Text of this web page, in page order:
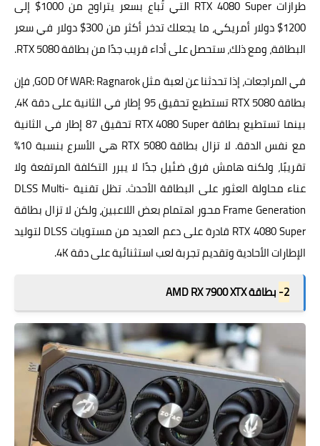
طرازات RTX 4080 Super التي تُباع بسعر يتراوح من 1000$ إلى
1200$ دولار أمريكي، ما يجعلك تدخر أكثر من 300$ دولار في سعر
البطاقة، ومع ذلك، ستحصل على أداء قريب جدًا من بطاقة RTX 5080.
في المراجعات، إذا تحدثنا عن لعبة مثل GOD Of WAR: Ragnarok، فإن
بطاقة RTX 5080 تستطيع تحقيق 95 إطار في الثانية على دقة 4K،
بينما تستطيع بطاقة RTX 4080 Super تحقيق 87 إطار في الثانية
مع نفس الدقة. لا تزال بطاقة RTX 5080 هي الأسرع بنسبة 10%
تقريبًا، ولكنه هامش فرق ضئيل جدًا لا يبرر التكلفة المرتفعة ولا
عناء محاولة العثور على البطاقة الأحدث. تظل تقنية DLSS Multi-
Frame Generation محور اهتمام بعض اللاعبين، ولكن لا تزال بطاقة
RTX 4080 Super قادرة على دعم العديد من مستويات DLSS لتوليد
الإطارات الأحادية وتقديم تجربة لعب استثنائية على دقة 4K.
2- بطاقة AMD RX 7900 XTX